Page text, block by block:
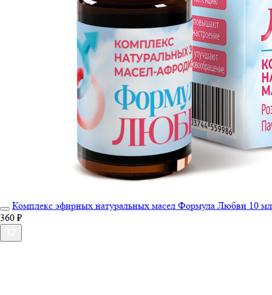
Комплекс эфирных натуральных масел Формула Любви 10 мл
360 ₽